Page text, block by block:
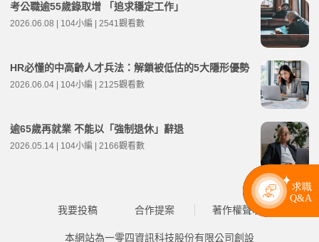
考公職逾55歲錄取增 「追求穩定工作」
2026.06.08 | 104小編 | 2541觀看數
HR必懂的中高齡人才兵法：解鎖被低估的5大隱形優勢
2026.06.04 | 104小編 | 2125觀看數
逾65歲再就業 不能以「強制退休」辭退
2026.05.14 | 104小編 | 2166觀看數
我要投稿 合作提案 著作權聲明
本網站為一零四資訊科技股份有限公司創設